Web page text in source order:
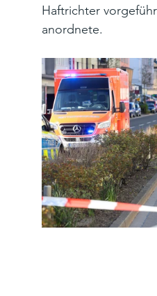
Haftrichter
anordnete.